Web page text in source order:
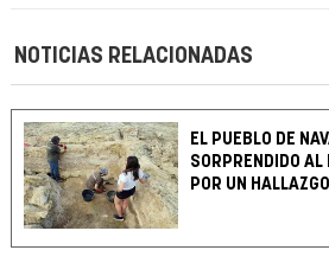
NOTICIAS RELACIONADAS
EL PUEBLO DE
SORPRENDIDO AL
POR UN